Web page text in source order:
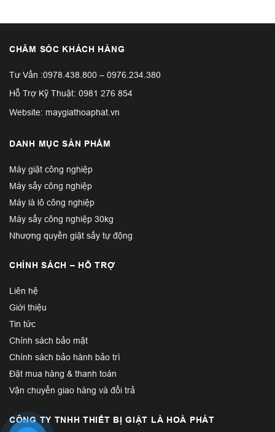
CHĂM SÓC KHÁCH HÀNG
Tư Vấn :0978.438.800 – 0976.234.380
Hỗ Trợ Kỹ Thuật: 0981 276 854
Website: maygiathoaphat.vn
DANH MỤC SẢN PHẨM
Máy giặt công nghiệp
Máy sấy công nghiệp
Máy là lô công nghiệp
Máy sấy công nghiệp 30kg
Nhượng quyền giặt sấy tự động
CHÍNH SÁCH – HỖ TRỢ
Liên hệ
Giới thiệu
Tin tức
Chính sách bảo mật
Chính sách bảo hành bảo trì
Đặt mua hàng & thanh toán
Vận chuyển giao hàng và đổi trả
CÔNG TY TNHH THIẾT BỊ GIẶT LÀ HOÀ PHÁT